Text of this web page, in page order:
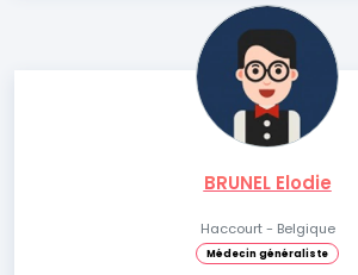
BRUNEL Elodie
Haccourt - Belgique
Médecin généraliste